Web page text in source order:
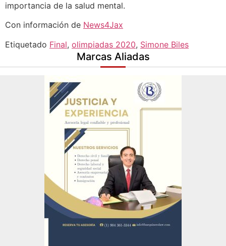
importancia de la salud mental.
Con información de News4Jax
Etiquetado Final, olimpiadas 2020, Simone Biles
Marcas Aliadas